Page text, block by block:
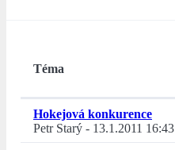
Téma
Hokejová konkurence
Petr Starý - 13.1.2011 16:43